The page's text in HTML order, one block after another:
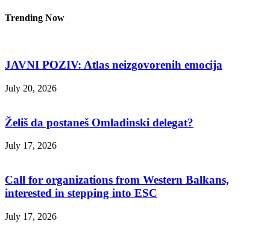
Trending Now
JAVNI POZIV: Atlas neizgovorenih emocija
July 20, 2026
Želiš da postaneš Omladinski delegat?
July 17, 2026
Call for organizations from Western Balkans,
interested in stepping into ESC
July 17, 2026